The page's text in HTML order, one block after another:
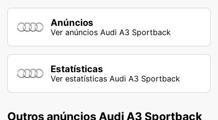
Anúncios
Ver anúncios Audi A3 Sportback
Estatísticas
Ver estatísticas Audi A3 Sportback
Outros anúncios Audi A3 Sportback